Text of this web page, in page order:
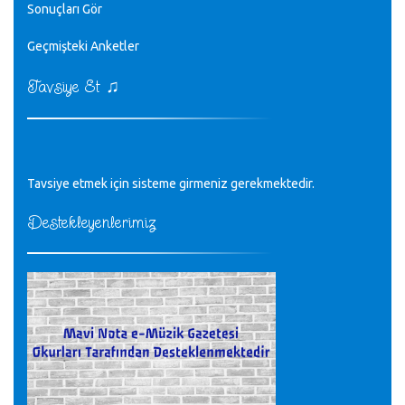
♪
sayın müfit bey bilgilerinizi kontrol edi 6440 sayılı cso
CÜNEYT BALKIZ - 15.11.2022
Sonuçları Gör
Geçmişteki Anketler
Tavsiye Et ♫
Tavsiye etmek için sisteme girmeniz gerekmektedir.
Destekleyenlerimiz